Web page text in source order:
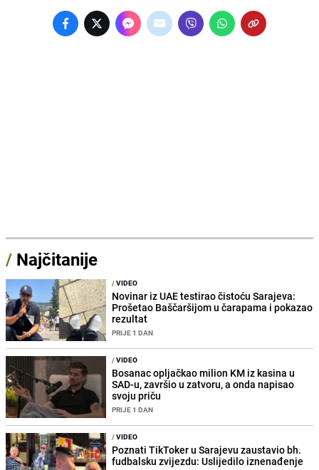
/ Najčitanije
/VIDEO
Novinar iz UAE testirao čistoću Sarajeva:
Prošetao Baščaršijom u čarapama i pokazao
rezultat
PRIJE 1 DAN
/VIDEO
Bosanac opljačkao milion KM iz kasina u
SAD-u, završio u zatvoru, a onda napisao
svoju priču
PRIJE 1 DAN
/VIDEO
Poznati TikToker u Sarajevu zaustavio bh.
fudbalsku zvijezdu: Uslijedilo iznenađenje